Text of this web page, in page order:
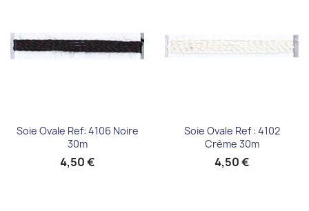
Soie Ovale Ref: 4106 Noire
30m
4,50 €
Soie Ovale Ref : 4102
Crème 30m
4,50 €